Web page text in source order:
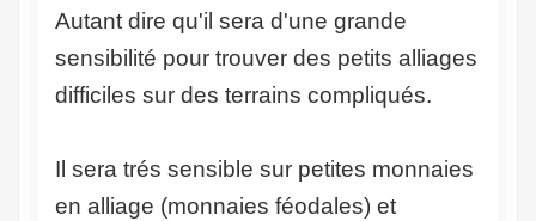
Autant dire qu'il sera d'une grande
sensibilité pour trouver des petits alliages
difficiles sur des terrains compliqués.
Il sera trés sensible sur petites monnaies
en alliage (monnaies féodales) et